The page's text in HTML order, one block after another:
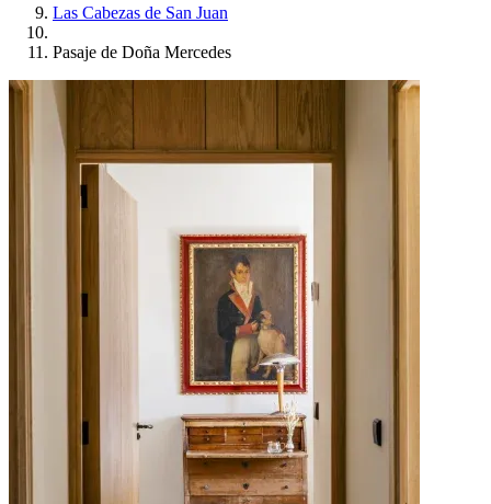
Las Cabezas de San Juan
Pasaje de Doña Mercedes